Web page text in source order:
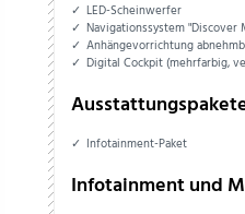
LED-Scheinwerfer
Navigationssystem "Discover
Anhängevorrichtung
Digital Cockpit (mehrfarbig,
Infotainment-Paket
Infotainment und